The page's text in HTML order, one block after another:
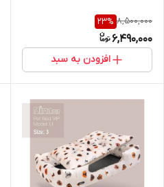
8,500,000
23%
6,490,000
افزودن به سبد